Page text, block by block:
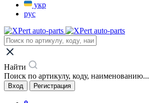
укр
рус
Найти
Поиск по артикулу, коду, наименованию...
Вход Регистрация